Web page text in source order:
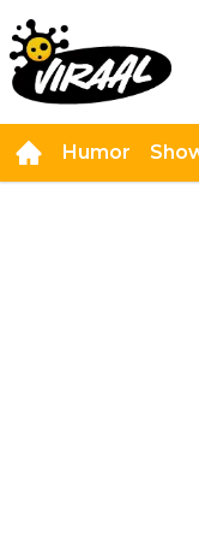
Humor